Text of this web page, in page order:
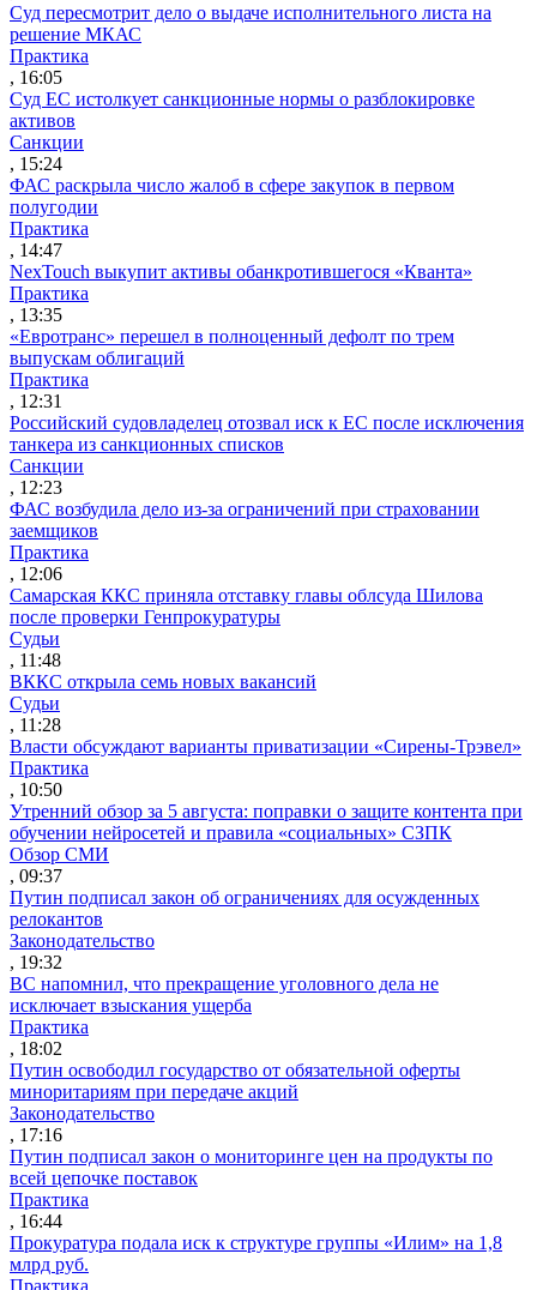
Суд пересмотрит дело о выдаче исполнительного листа на
решение МКАС
Практика
, 16:05
Суд ЕС истолкует санкционные нормы о разблокировке
активов
Санкции
, 15:24
ФАС раскрыла число жалоб в сфере закупок в первом
полугодии
Практика
, 14:47
NexTouch выкупит активы обанкротившегося «Кванта»
Практика
, 13:35
«Евротранс» перешел в полноценный дефолт по трем
выпускам облигаций
Практика
, 12:31
Российский судовладелец отозвал иск к ЕС после исключения
танкера из санкционных списков
Санкции
, 12:23
ФАС возбудила дело из-за ограничений при страховании
заемщиков
Практика
, 12:06
Самарская ККС приняла отставку главы облсуда Шилова
после проверки Генпрокуратуры
Судьи
, 11:48
ВККС открыла семь новых вакансий
Судьи
, 11:28
Власти обсуждают варианты приватизации «Сирены-Трэвел»
Практика
, 10:50
Утренний обзор за 5 августа: поправки о защите контента при
обучении нейросетей и правила «социальных» СЗПК
Обзор СМИ
, 09:37
Путин подписал закон об ограничениях для осужденных
релокантов
Законодательство
, 19:32
ВС напомнил, что прекращение уголовного дела не
исключает взыскания ущерба
Практика
, 18:02
Путин освободил государство от обязательной оферты
миноритариям при передаче акций
Законодательство
, 17:16
Путин подписал закон о мониторинге цен на продукты по
всей цепочке поставок
Практика
, 16:44
Прокуратура подала иск к структуре группы «Илим» на 1,8
млрд руб.
Практика